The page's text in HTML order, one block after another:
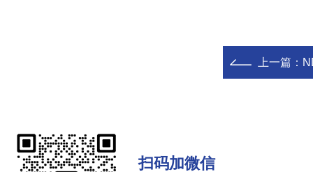
上一篇：
扫码加微信